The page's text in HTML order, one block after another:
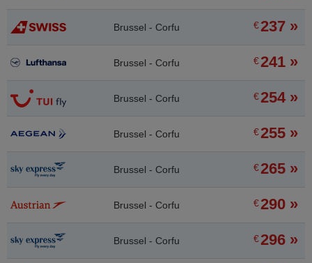
Brussel - Corfu €237 »
Brussel - Corfu €241 »
Brussel - Corfu €254 »
Brussel - Corfu €255 »
Brussel - Corfu €265 »
Brussel - Corfu €290 »
Brussel - Corfu €296 »